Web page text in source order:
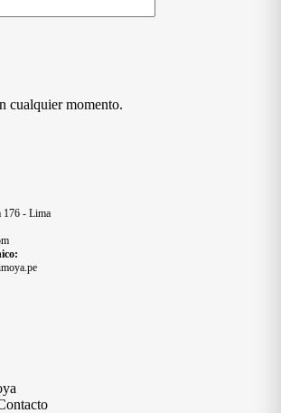
cualquier momento.
176 - Lima